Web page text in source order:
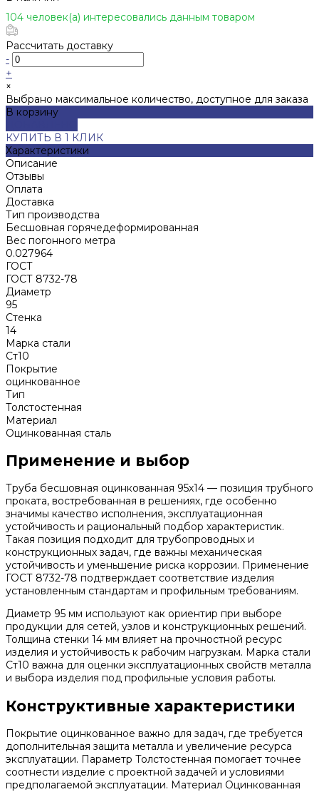
104 человек(а) интересовались данным товаром
Рассчитать доставку
-
+
×
Выбрано максимальное количество, доступное для заказа
В корзину
КУПИТЬ В 1 КЛИК
Характеристики
Описание
Отзывы
Оплата
Доставка
Тип производства
Бесшовная горячедеформированная
Вес погонного метра
0.027964
ГОСТ
ГОСТ 8732-78
Диаметр
95
Стенка
14
Марка стали
Ст10
Покрытие
оцинкованное
Тип
Толстостенная
Материал
Оцинкованная сталь
Применение и выбор
Труба бесшовная оцинкованная 95х14 — позиция трубного
проката, востребованная в решениях, где особенно
значимы качество исполнения, эксплуатационная
устойчивость и рациональный подбор характеристик.
Такая позиция подходит для трубопроводных и
конструкционных задач, где важны механическая
устойчивость и уменьшение риска коррозии. Применение
ГОСТ 8732-78 подтверждает соответствие изделия
установленным стандартам и профильным требованиям.
Диаметр 95 мм используют как ориентир при выборе
продукции для сетей, узлов и конструкционных решений.
Толщина стенки 14 мм влияет на прочностной ресурс
изделия и устойчивость к рабочим нагрузкам. Марка стали
Ст10 важна для оценки эксплуатационных свойств металла
и выбора изделия под профильные условия работы.
Конструктивные характеристики
Покрытие оцинкованное важно для задач, где требуется
дополнительная защита металла и увеличение ресурса
эксплуатации. Параметр Толстостенная помогает точнее
соотнести изделие с проектной задачей и условиями
предполагаемой эксплуатации. Материал Оцинкованная